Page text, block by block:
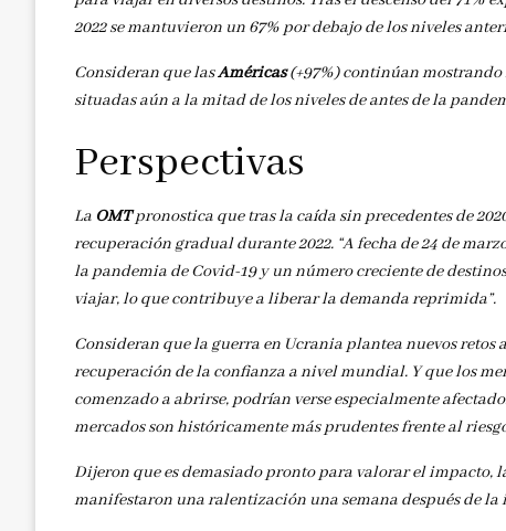
2022 se mantuvieron un 67% por debajo de los niveles
Consideran que lasAméricas(+97%) continúan mostrando
situadas aún a la mitad de los niveles de antes de la
Perspectivas
La OMTpronostica que tras la caída sin precedentes de
recuperación gradual durante 2022. “A fecha de 24 de
la pandemia de Covid-19 y un número creciente de
viajar, lo que contribuye a liberar la demanda reprimida”.
Consideran que la guerra en Ucrania plantea nuevos
recuperación de la confianza a nivel mundial. Y que los
comenzado a abrirse, podrían verse especialmente
mercados son históricamente más prudentes frente al
Dijeron que es demasiado pronto para valorar el impacto,
manifestaron una ralentización una semana después de